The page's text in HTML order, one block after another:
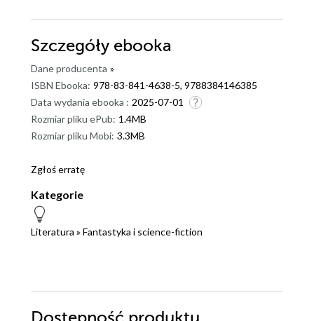
Szczegóły ebooka
Dane producenta »
ISBN Ebooka: 978-83-841-4638-5, 9788384146385
Data wydania ebooka : 2025-07-01
Rozmiar pliku ePub: 1.4MB
Rozmiar pliku Mobi: 3.3MB
Zgłoś erratę
Kategorie
Literatura » Fantastyka i science-fiction